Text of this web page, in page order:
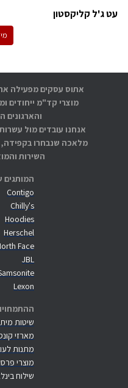
עט ג'ל קליקסטון
המותגים
Contigo
Chilly's
Hoodies
Herschel
Face
JBL
Lexon
שיטות
מארזי
מתנות
מוצרי
שילוח
מוצרי קד"מ ייחודים
והארגונים
אנחנו עובדים מול
מלאכה שנבחרו
השירות